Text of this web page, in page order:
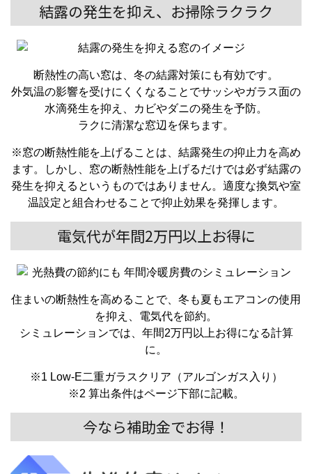
結露の発生を抑え、お掃除ラクラク
断熱性の高い窓は、冬の結露対策にも有効です。
外気温の影響を受けにくくなることでサッシやガラス面の
水滴発生を抑え、カビやダニの発生を予防。
ラクに清潔な窓辺を保ちます。
※窓の断熱性能を上げることは、結露発生の抑止力を高め
ます。しかし、窓の断熱性能を上げるだけでは必ず結露の
発生を抑えるというものではありません。適度な換気や室
温設定と組合わせることで抑止効果を発揮します。
電気代が年間2万円以上お得に
住まいの断熱性を⾼めることで、冬も夏もエアコンの使⽤
を抑え、電気代を節約。
シミュレーションでは、年間2万円以上お得になる計算
に。
※1 Low-E二重ガラスクリア（アルゴンガス入り）
※2 算出条件はページ下部に記載。
今なら補助金でお得！